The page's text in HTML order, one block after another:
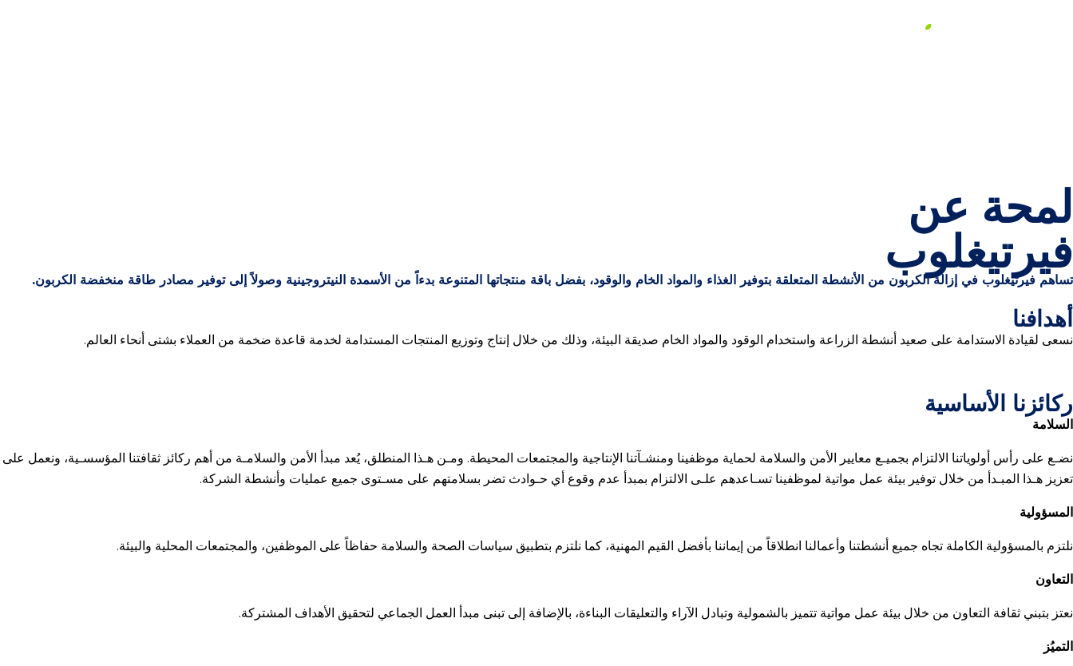
لمحة عن
فيرتيغلوب
تساهم فيرتيغلوب في إزالة الكربون من الأنشطة المتعلقة بتوفير الغذاء والمواد الخام والوقود، بفضل باقة منتجاتها المتنوعة بدءاً من الأسمدة النيتروجينية وصولاً إلى توفير مصادر طاقة منخفضة الكربون.
أهدافنا
نسعى لقيادة الاستدامة على صعيد أنشطة الزراعة واستخدام الوقود والمواد الخام صديقة البيئة، وذلك من خلال إنتاج وتوزيع المنتجات المستدامة لخدمة قاعدة ضخمة من العملاء بشتى أنحاء العالم.
ركائزنا الأساسية
السلامة
نضـع على رأس أولوياتنا الالتزام بجميـع معايير الأمن والسلامة لحماية موظفينا ومنشـآتنا الإنتاجية والمجتمعات المحيطة. ومـن هـذا المنطلق، يُعد مبدأ الأمن والسلامـة من أهم ركائز ثقافتنا المؤسسـية، ونعمل على
تعزيز هـذا المبـدأ من خلال توفير بيئة عمل مواتية لموظفينا تسـاعدهم علـى الالتزام بمبدأ عدم وقوع أي حـوادث تضر بسلامتهم على مسـتوى جميع عمليات وأنشطة الشركة.
المسؤولية
نلتزم بالمسؤولية الكاملة تجاه جميع أنشطتنا وأعمالنا انطلاقاً من إيماننا بأفضل القيم المهنية، كما نلتزم بتطبيق سياسات الصحة والسلامة حفاظاً على الموظفين، والمجتمعات المحلية والبيئة.
التعاون
نعتز بتبني ثقافة التعاون من خلال بيئة عمل مواتية تتميز بالشمولية وتبادل الآراء والتعليقات البناءة، بالإضافة إلى تبنى مبدأ العمل الجماعي لتحقيق الأهداف المشتركة.
التميُز